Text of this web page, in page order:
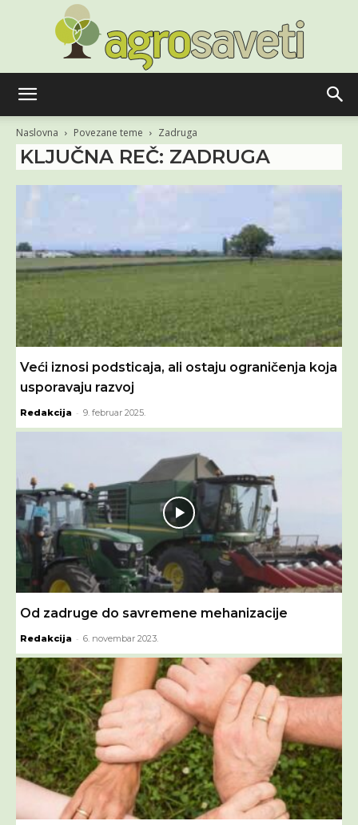
Naslovna Povezane teme Zadruga
KLJUČNA REČ: ZADRUGA
Veći iznosi podsticaja, ali ostaju ograničenja koja
usporavaju razvoj
Redakcija - 9. februar 2025.
Od zadruge do savremene mehanizacije
Redakcija - 6. novembar 2023.